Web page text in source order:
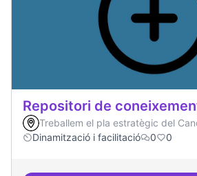
Repositori de
Treballem el pla estratègic del
Dinamització i facilitació
0 0